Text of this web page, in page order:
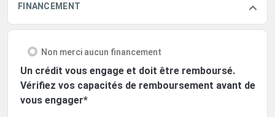
FINANCEMENT
Non merci aucun financement
Un crédit vous engage et doit être remboursé.
Vérifiez vos capacités de remboursement avant de
vous engager*